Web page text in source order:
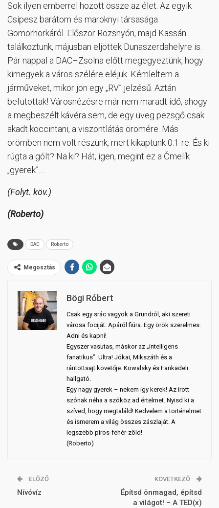
Sok ilyen emberrel hozott össze az élet. Az egyik
Csipesz barátom és maroknyi társasága
Gömörhorkáról. Először Rozsnyón, majd Kassán
találkoztunk, májusban eljöttek Dunaszerdahelyre is.
Pár nappal a DAC–Zsolna előtt megegyeztünk, hogy
kimegyek a város szélére eléjük. Kémleltem a
járműveket, mikor jön egy „RV” jelzésű. Aztán
befutottak! Városnézésre már nem maradt idő, ahogy
a megbeszélt kávéra sem, de egy üveg pezsgő csak
akadt koccintani, a viszontlátás örömére. Más
örömben nem volt részünk, mert kikaptunk 0:1-re. És ki
rúgta a gólt? Na ki? Hát, igen, megint ez a Čmelík
„gyerek”…
(Folyt. köv.)
(Roberto)
DAC Roberto
Megosztás
Bögi Róbert
Csak egy srác vagyok a Grundról, aki szereti
városa fociját. Apáról fiúra. Egy örök szerelmes.
Adni és kapni!
Egyszer vasutas, máskor az „intelligens
fanatikus”. Ultra! Jókai, Mikszáth és a
rántottsajt követője. Kowalsky és Fankadeli
hallgató.
Egy nagy gyerek – nekem így kerek! Az írott
szónak néha a szóköz ad értelmet. Nyisd ki a
szíved, hogy megtaláld! Kedvelem a történelmet
és ismerem a világ összes zászlaját. A
legszebb piros-fehér-zöld!
(Roberto)
ELŐZŐ
Nívóvíz
KÖVETKEZŐ
Építsd önmagad, építsd
a világot! – A TED(x)